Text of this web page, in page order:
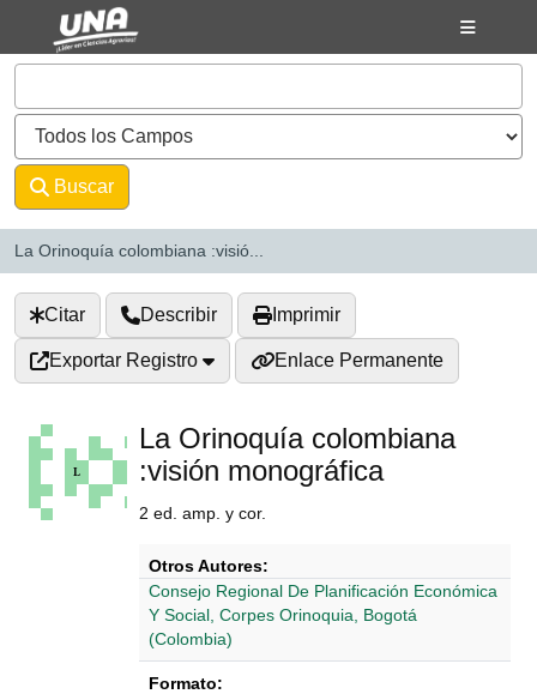
Saltar al contenido
VuFind
Buscar
La Orinoquía colombiana :visió...
Citar Describir Imprimir
Exportar Registro Enlace Permanente
La Orinoquía colombiana
:visión monográfica
2 ed. amp. y cor.
Otros Autores:
Consejo Regional De Planificación Económica
Y Social, Corpes Orinoquia, Bogotá
(Colombia)
Formato: